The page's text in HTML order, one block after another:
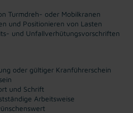
Turmdreh- oder Mobilkranen
und Positionieren von Lasten
und Unfallverhütungsvorschriften
oder gültiger Kranführerschein
und Schrift
Arbeitsweise